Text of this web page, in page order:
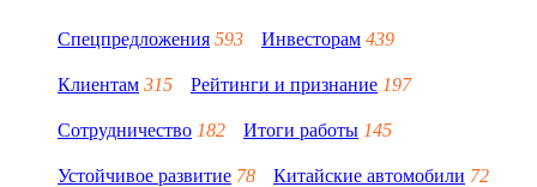
Спецпредложения 593 Инвесторам 439
Клиентам 315 Рейтинги и признание 197
Сотрудничество 182 Итоги работы 145
Устойчивое развитие 78 Китайские автомобили 72